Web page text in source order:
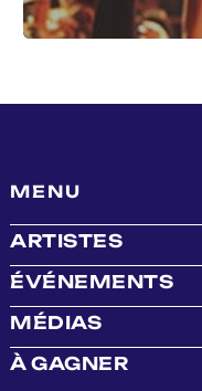
MENU
ARTISTES
ÉVÉNEMENTS
MÉDIAS
À GAGNER